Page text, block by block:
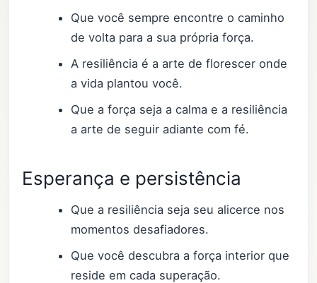
Que você sempre encontre o caminho
de volta para a sua própria força.
A resiliência é a arte de florescer onde
a vida plantou você.
Que a força seja a calma e a resiliência
a arte de seguir adiante com fé.
Esperança e persistência
Que a resiliência seja seu alicerce nos
momentos desafiadores.
Que você descubra a força interior que
reside em cada superação.